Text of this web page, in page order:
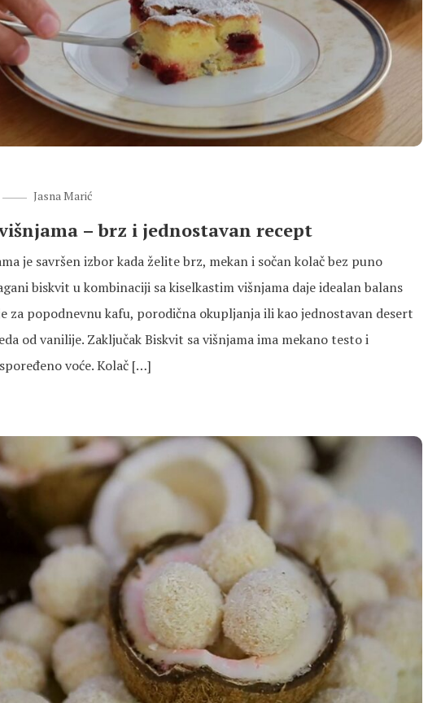
Jasna Marić
– brz i jednostavan recept
je savršen izbor kada želite brz, mekan i sočan kolač bez puno
biskvit u kombinaciji sa kiselkastim višnjama daje idealan balans
za popodnevnu kafu, porodična okupljanja ili kao jednostavan desert
od vanilije. Zaključak Biskvit sa višnjama ima mekano testo i
voće. Kolač […]